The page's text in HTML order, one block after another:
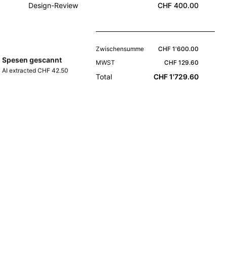
Design-Review CHF 400.00
Zwischensumme
CHF 1'600.00
MWST
CHF 129.60
Total CHF 1'729.60
Spesen gescannt
AI extracted CHF 42.50